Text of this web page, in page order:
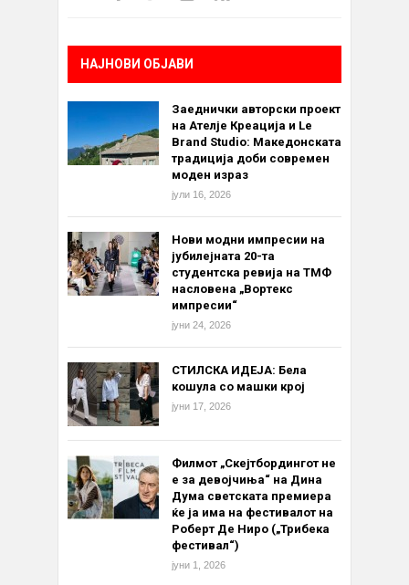
НАЈНОВИ ОБЈАВИ
Заеднички авторски проект
на Ателје Креација и Le
Brand Studio: Македонската
традиција доби современ
моден израз
јули 16, 2026
Нови модни импресии на
јубилејната 20-та
студентска ревија на ТМФ
насловена „Вортекс
импресии“
јуни 24, 2026
СТИЛСКА ИДЕЈА: Бела
кошула со машки крој
јуни 17, 2026
Филмот „Скејтбордингот не
е за девојчиња“ на Дина
Дума светската премиера
ќе ја има на фестивалот на
Роберт Де Ниро („Трибека
фестивал“)
јуни 1, 2026